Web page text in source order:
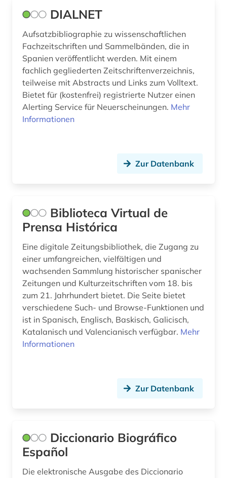
DIALNET
Aufsatzbibliographie zu wissenschaftlichen
Fachzeitschriften und Sammelbänden, die in
Spanien veröffentlicht werden. Mit einem
fachlich gegliederten Zeitschriftenverzeichnis,
teilweise mit Abstracts und Links zum Volltext.
Bietet für (kostenfrei) registrierte Nutzer einen
Alerting Service für Neuerscheinungen. Mehr
Informationen
Zur Datenbank
Biblioteca Virtual de
Prensa Histórica
Eine digitale Zeitungsbibliothek, die Zugang zu
einer umfangreichen, vielfältigen und
wachsenden Sammlung historischer spanischer
Zeitungen und Kulturzeitschriften vom 18. bis
zum 21. Jahrhundert bietet. Die Seite bietet
verschiedene Such- und Browse-Funktionen und
ist in Spanisch, Englisch, Baskisch, Galicisch,
Katalanisch und Valencianisch verfügbar. Mehr
Informationen
Zur Datenbank
Diccionario Biográfico
Español
Die elektronische Ausgabe des Diccionario